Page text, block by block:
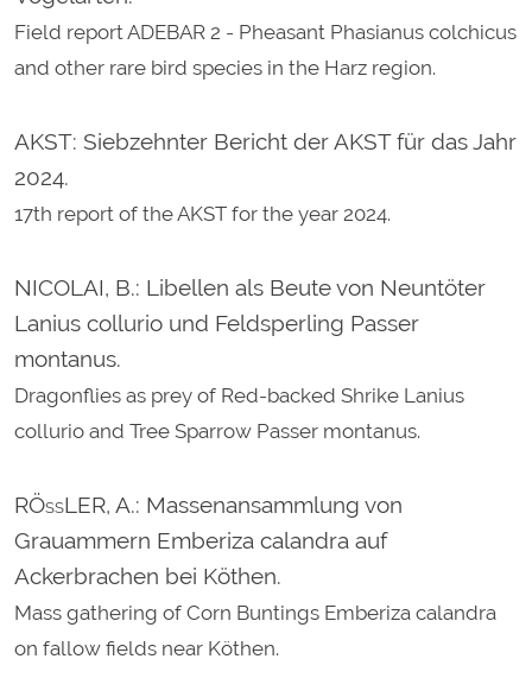
Field report ADEBAR 2 - Pheasant Phasianus colchicus
and other rare bird species in the Harz region.
AKST: Siebzehnter Bericht der AKST für das Jahr
2024.
17th report of the AKST for the year 2024.
NICOLAI, B.: Libellen als Beute von Neuntöter
Lanius collurio und Feldsperling Passer
montanus.
Dragonflies as prey of Red-backed Shrike Lanius
collurio and Tree Sparrow Passer montanus.
RÖßLER, A.: Massenansammlung von
Grauammern Emberiza calandra auf
Ackerbrachen bei Köthen.
Mass gathering of Corn Buntings Emberiza calandra
on fallow fields near Köthen.